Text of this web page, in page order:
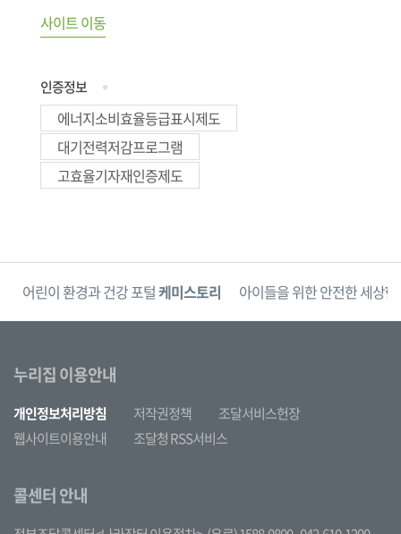
사이트 이동
인증정보
에너지소비효율등급표시제도
대기전력저감프로그램
고효율기자재인증제도
어린이 환경과 건강 포털케미스토리 아이들을 위한 안전한 세상
누리집 이용안내
개인정보처리방침 저작권정책
조달서비스헌장
웹사이트이용안내
조달청 RSS서비스
콜센터 안내